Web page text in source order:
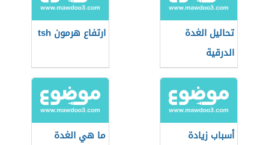
تحاليل الغدة
الدرقية
ارتفاع هرمون tsh
أسباب زيادة
ما هي الغدة